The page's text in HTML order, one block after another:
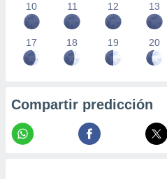
10 11 12 13
17 18 19 20
Compartir predicción